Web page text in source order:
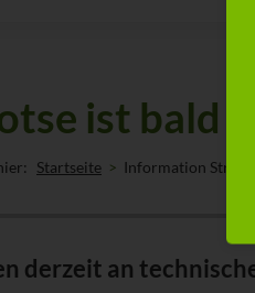
ist bald
Startseite Information
derzeit an